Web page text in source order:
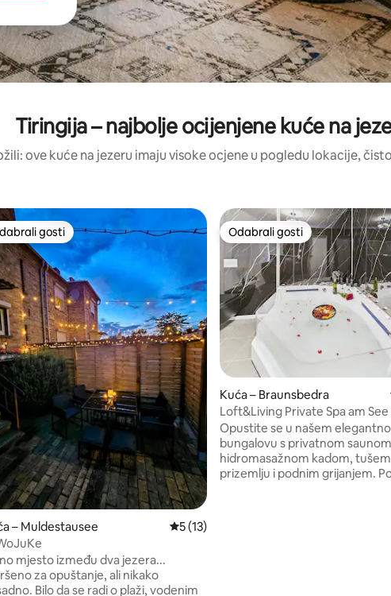
Tiringija – najbolje ocijenjene kuće na
ove kuće na jezeru imaju visoke ocjene u pogledu lokacije,
5/5, recenzija: 12
gosti
gosti
– Muldestausee Prosječna ocjena: 5/5, recenzija: 13
5 (13)
mjesto između dva jezera...
za opuštanje, ali nikako
Bilo da se radi o plaži, vodenim
Odabrali gosti
Odabrali gosti
Kuća – Braunsbedra
Loft&Living Private Spa am See
saunom i masažnom kadom
Opustite se u našem
bungalovu s privatnom
hidromasažnom kadom,
prizemlju i podnim grijanjem.